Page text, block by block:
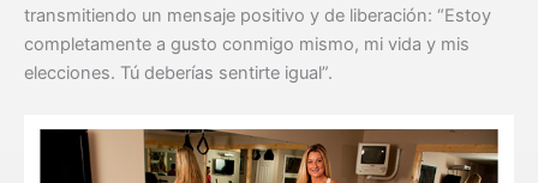
transmitiendo un mensaje positivo y de liberación: “Estoy
completamente a gusto conmigo mismo, mi vida y mis
elecciones. Tú deberías sentirte igual”.